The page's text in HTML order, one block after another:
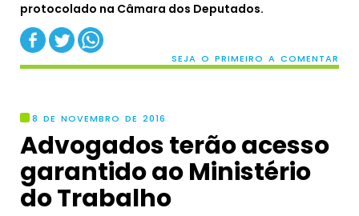
protocolado na Câmara dos Deputados.
SEJA O PRIMEIRO A COMENTAR
8 DE NOVEMBRO DE 2016
Advogados terão acesso
garantido ao Ministério
do Trabalho